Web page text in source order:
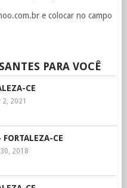
e colocar no campo
PARA VOCÊ
CE
2, 2021
CE
2018